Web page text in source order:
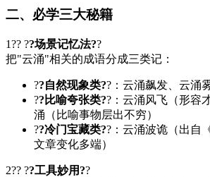
二、必学三大秘籍
1?? ??场景记忆法??
把"云涌"相关的成语分成三类记：
??自然现象类??：云涌飙发、云涌
??比喻夸张类??：云涌风飞（形容
涌（比喻事物层出不穷）
??冷门宝藏类??：云涌波诡（出自
文章变化多端）
2?? ??工具妙用??